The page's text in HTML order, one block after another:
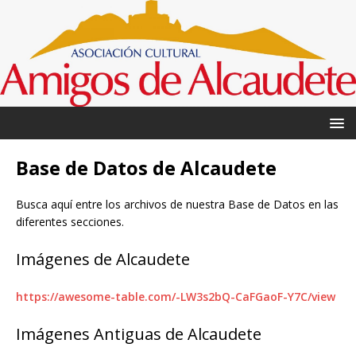
Base de Datos de Alcaudete
Busca aquí entre los archivos de nuestra Base de Datos en las
diferentes secciones.
Imágenes de Alcaudete
https://awesome-table.com/-LW3s2bQ-CaFGaoF-Y7C/view
Imágenes Antiguas de Alcaudete